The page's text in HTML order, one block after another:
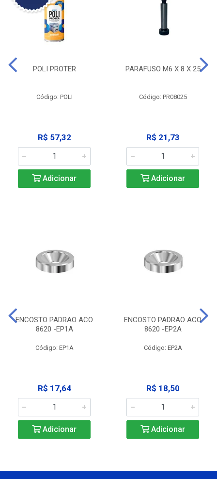
POLI PROTER
Código: POLI
R$ 57,32
Adicionar
PARAFUSO M6 X 8 X 25
Código: PR08025
R$ 21,73
Adicionar
ENCOSTO PADRAO ACO
8620 -EP1A
Código: EP1A
R$ 17,64
Adicionar
ENCOSTO PADRAO ACO
8620 -EP2A
Código: EP2A
R$ 18,50
Adicionar